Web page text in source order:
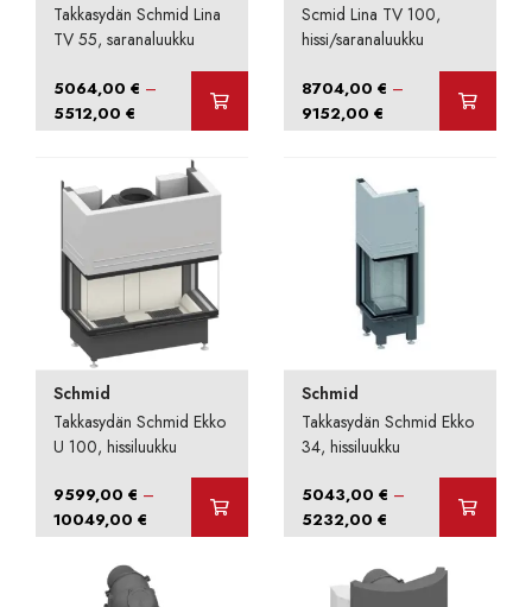
Takkasydän Schmid Lina
TV 55, saranaluukku
5064,00€ –
5512,00€ Hintaluokka:
5064,00 €
5512,00 €
Scmid Lina TV 100,
hissi/saranaluukku
8704,00€ –
9152,00€ Hintaluokka:
8704,00 €
9152,00 €
Schmid
Takkasydän Schmid Ekko
U 100, hissiluukku
9599,00€ –
10049,00€ Hintaluokka:
9599,00 €
10049,00 €
Schmid
Takkasydän Schmid Ekko
34, hissiluukku
5043,00€ –
5232,00€ Hintaluokka:
5043,00 €
-
5232,00 €